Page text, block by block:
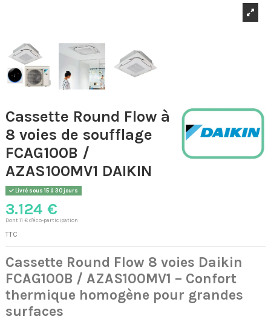
Cassette Round Flow à
8 voies de soufflage
FCAG100B /
AZAS100MV1 DAIKIN
Livré sous 15 à 30 jours
3.124 €
Dont 11 € d'éco-participation
TTC
Cassette Round Flow 8 voies Daikin
FCAG100B / AZAS100MV1 – Confort
thermique homogène pour grandes
surfaces